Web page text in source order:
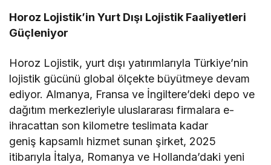
Horoz Lojistik’in Yurt Dışı Lojistik Faaliyetleri
Güçleniyor
Horoz Lojistik, yurt dışı yatırımlarıyla Türkiye’nin
lojistik gücünü global ölçekte büyütmeye devam
ediyor. Almanya, Fransa ve İngiltere’deki depo ve
dağıtım merkezleriyle uluslararası firmalara e-
ihracattan son kilometre teslimata kadar
geniş kapsamlı hizmet sunan şirket, 2025
itibarıyla İtalya, Romanya ve Hollanda’daki yeni